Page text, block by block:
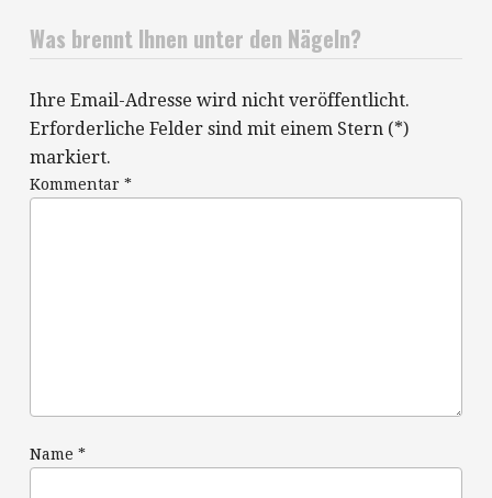
Was brennt Ihnen unter den Nägeln?
Ihre Email-Adresse wird nicht veröffentlicht.
Erforderliche Felder sind mit einem Stern (*)
markiert.
Kommentar *
Name *